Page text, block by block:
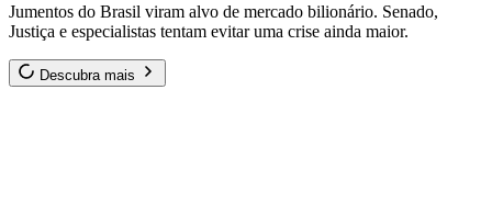
Jumentos do Brasil viram alvo de mercado bilionário. Senado,
Justiça e especialistas tentam evitar uma crise ainda maior.
Descubra mais